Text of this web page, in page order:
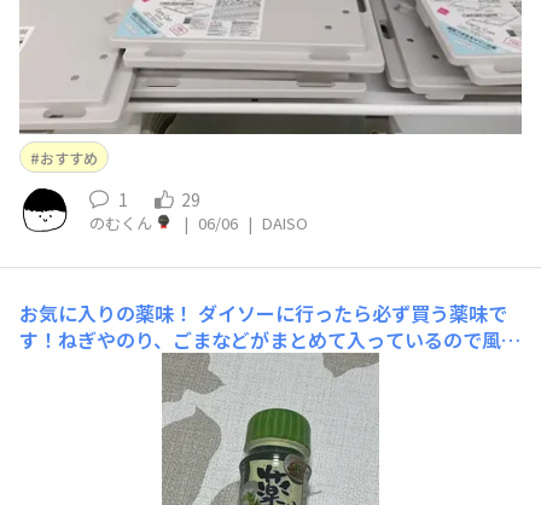
おすすめ
1 29
のむくん | 06/06 | DAISO
お気に入りの薬味！ ダイソーに行ったら必ず買う薬味で
す！ねぎやのり、ごまなどがまとめて入っているので風味
が良くてよく納豆や麺を食べる時の薬味に使っています。
ほぼ毎日使ってるのでストックしています！